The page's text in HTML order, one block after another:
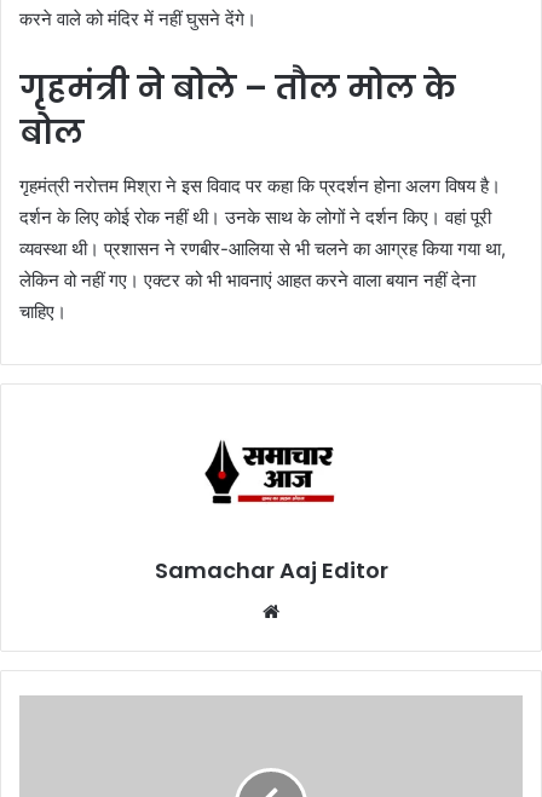
करने वाले को मंदिर में नहीं घुसने देंगे।
गृहमंत्री ने बोले – तौल मोल के
बोल
गृहमंत्री नरोत्तम मिश्रा ने इस विवाद पर कहा कि प्रदर्शन होना अलग विषय है।
दर्शन के लिए कोई रोक नहीं थी। उनके साथ के लोगों ने दर्शन किए। वहां पूरी
व्यवस्था थी। प्रशासन ने रणबीर-आलिया से भी चलने का आग्रह किया गया था,
लेकिन वो नहीं गए। एक्टर को भी भावनाएं आहत करने वाला बयान नहीं देना
चाहिए।
Samachar Aaj Editor